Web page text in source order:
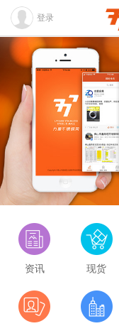
登录
资讯 现货